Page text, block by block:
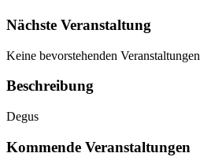
Nächste Veranstaltung
Keine bevorstehenden Veranstaltungen
Beschreibung
Degus
Kommende Veranstaltungen